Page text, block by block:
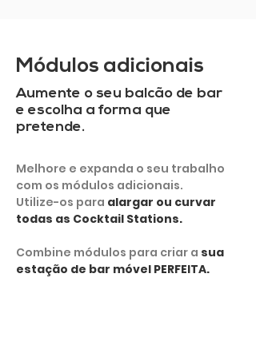
Módulos adicionais
Aumente o seu balcão de bar
e escolha a forma que
pretende.
Melhore e expanda o seu trabalho
com os módulos adicionais.
Utilize-os para alargar ou curvar
todas as Cocktail Stations.
Combine módulos para criar a sua
estação de bar móvel PERFEITA.